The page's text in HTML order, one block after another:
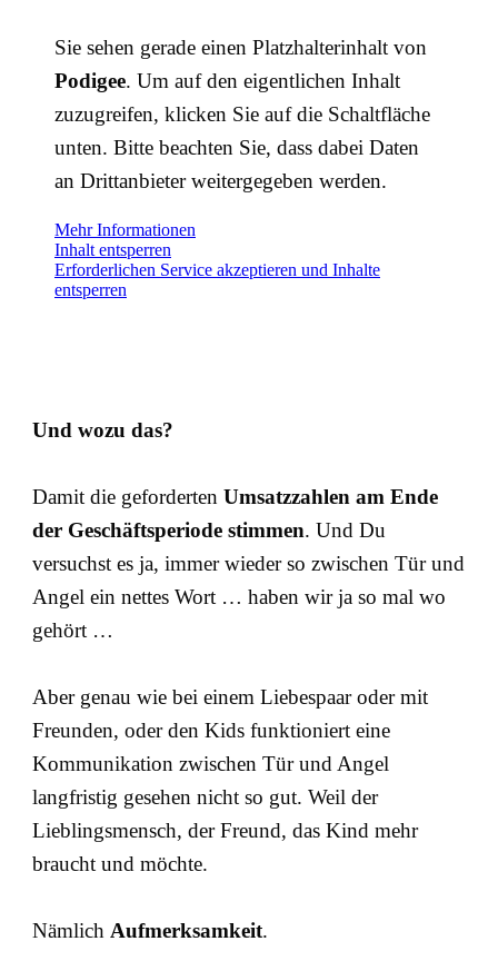
Sie sehen gerade einen Platzhalterinhalt von
Podigee. Um auf den eigentlichen Inhalt
zuzugreifen, klicken Sie auf die Schaltfläche
unten. Bitte beachten Sie, dass dabei Daten
an Drittanbieter weitergegeben werden.
Mehr Informationen
Inhalt entsperren
Erforderlichen Service akzeptieren und Inhalte
entsperren
Und wozu das?
Damit die geforderten Umsatzzahlen am Ende
der Geschäftsperiode stimmen. Und Du
versuchst es ja, immer wieder so zwischen Tür und
Angel ein nettes Wort … haben wir ja so mal wo
gehört …
Aber genau wie bei einem Liebespaar oder mit
Freunden, oder den Kids funktioniert eine
Kommunikation zwischen Tür und Angel
langfristig gesehen nicht so gut. Weil der
Lieblingsmensch, der Freund, das Kind mehr
braucht und möchte.
Nämlich Aufmerksamkeit.